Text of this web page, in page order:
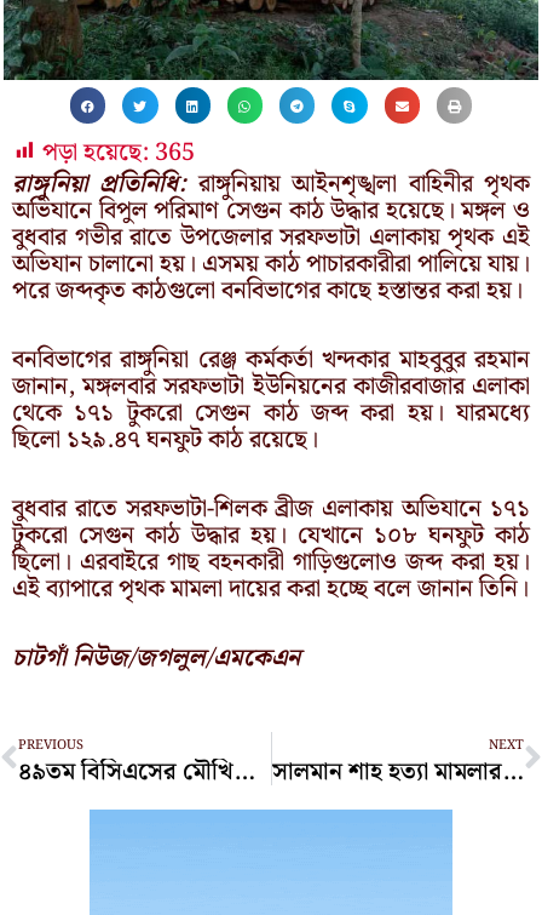
পড়া হয়েছে: 365
রাঙ্গুনিয়া প্রতিনিধি:রাঙ্গুনিয়ায় আইনশৃঙ্খলা বাহিনীর পৃথক
অভিযানে বিপুল পরিমাণ সেগুন কাঠ উদ্ধার হয়েছে। মঙ্গল ও
বুধবার গভীর রাতে উপজেলার সরফভাটা এলাকায় পৃথক এই
অভিযান চালানো হয়। এসময় কাঠ পাচারকারীরা পালিয়ে যায়।
পরে জব্দকৃত কাঠগুলো বনবিভাগের কাছে হস্তান্তর করা হয়।
বনবিভাগের রাঙ্গুনিয়া রেঞ্জ কর্মকর্তা খন্দকার মাহবুবুর রহমান
জানান, মঙ্গলবার সরফভাটা ইউনিয়নের কাজীরবাজার এলাকা
থেকে ১৭১ টুকরো সেগুন কাঠ জব্দ করা হয়। যারমধ্যে
ছিলো ১২৯.৪৭ ঘনফুট কাঠ রয়েছে।
বুধবার রাতে সরফভাটা-শিলক ব্রীজ এলাকায় অভিযানে ১৭১
টুকরো সেগুন কাঠ উদ্ধার হয়। যেখানে ১০৮ ঘনফুট কাঠ
ছিলো। এরবাইরে গাছ বহনকারী গাড়িগুলোও জব্দ করা হয়।
এই ব্যাপারে পৃথক মামলা দায়ের করা হচ্ছে বলে জানান তিনি।
চাটগাঁ নিউজ/জগলুল/এমকেএন
Prev
PREVIOUS
৪৯তম বিসিএসের মৌখিক পরীক্ষার তারিখ ঘোষণা
NEXT
সালমান শাহ হত্যা মামলার আসামিদের দেশত্যাগে নিষেধাজ্ঞা